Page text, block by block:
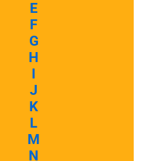
E
F
G
H
I
J
K
L
M
N